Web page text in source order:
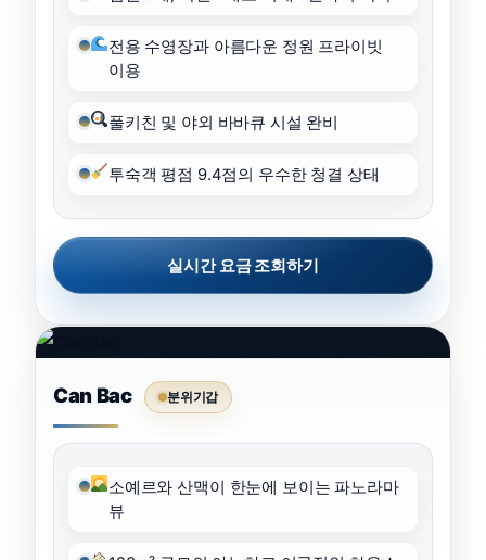
전용 수영장과 아름다운 정원 프라이빗
이용
풀키친 및 야외 바바큐 시설 완비
투숙객 평점 9.4점의 우수한 청결 상태
실시간 요금 조회하기
Can Bac 분위기갑
소예르와 산맥이 한눈에 보이는 파노라마
뷰